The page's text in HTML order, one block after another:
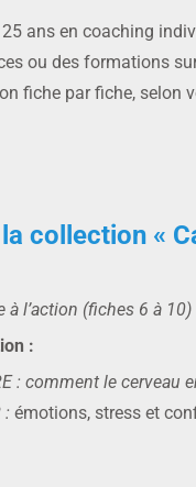
ans en coaching
ou des formations
fiche par fiche, selon
collection «
l’action (fiches 6 à 10)
:
: comment le cerveau
: émotions, stress et